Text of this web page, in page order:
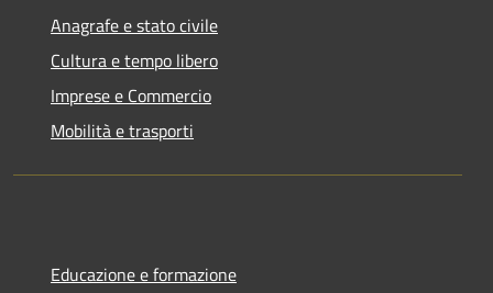
Anagrafe e stato civile
Cultura e tempo libero
Imprese e Commercio
Mobilità e trasporti
Educazione e formazione